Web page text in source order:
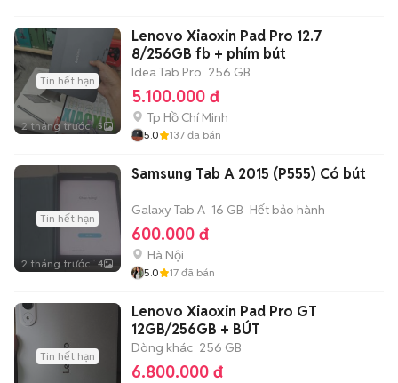
Tin hết hạn
2 tháng trước 5
Lenovo Xiaoxin Pad Pro 12.7
8/256GB fb + phím bút
Idea Tab Pro 256 GB
5.100.000 đ
Tp Hồ Chí Minh
5.0 137 đã bán
Tin hết hạn
2 tháng trước 4
Samsung Tab A 2015 (P555) Có bút
Galaxy Tab A 16 GB Hết bảo hành
600.000 đ
Hà Nội
5.0 17 đã bán
Tin hết hạn
Lenovo Xiaoxin Pad Pro GT
12GB/256GB + BÚT
Dòng khác 256 GB
6.800.000 đ